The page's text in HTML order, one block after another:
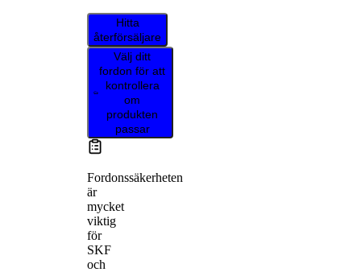
Hitta
återförsäljare
Välj ditt
fordon för att
kontrollera
om
produkten
passar
Fordonssäkerheten
är
mycket
viktig
för
SKF
och